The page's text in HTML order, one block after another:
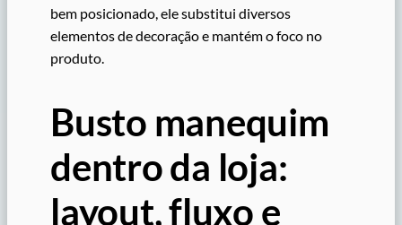
bem posicionado, ele substitui diversos
elementos de decoração e mantém o foco no
produto.
Busto manequim
dentro da loja:
layout, fluxo e